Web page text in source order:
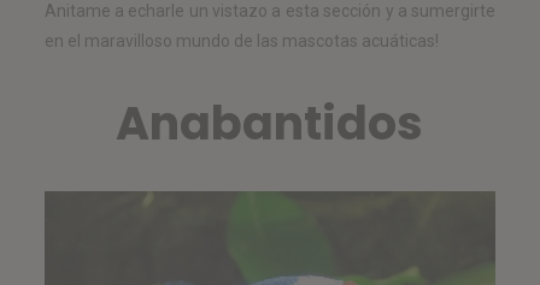
Anitame a echarle un vistazo a esta sección y a sumergirte
en el maravilloso mundo de las mascotas acuáticas!
Anabantidos